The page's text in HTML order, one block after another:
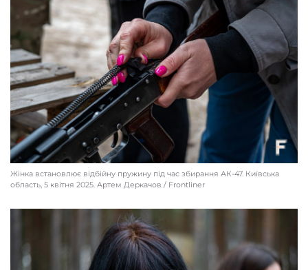
Жінка встановлює відбійну пружину під час збирання АК-47. Київcька
область, 5 квітня 2025. Артем Деркачов / Frontliner